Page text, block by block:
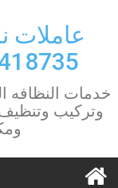
contentعاملات
0549362075
خدمات النظافه
وتركيب